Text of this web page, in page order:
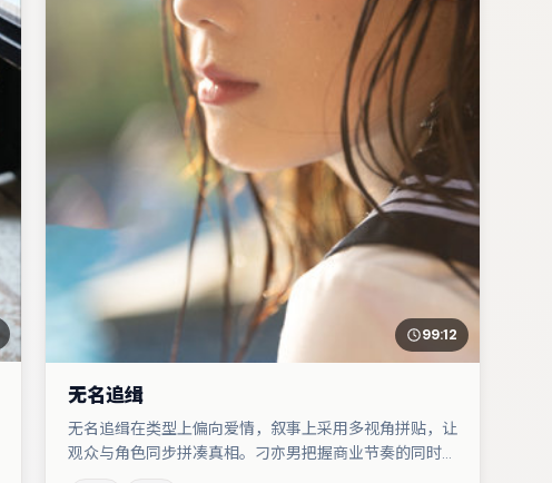
99:12
无名追缉
无名追缉在类型上偏向爱情，叙事上采用多视角拼贴，让
观众与角色同步拼凑真相。刁亦男把握商业节奏的同时保